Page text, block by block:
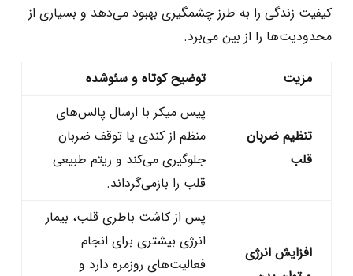
کیفیت زندگی را به طرز چشمگیری بهبود می‌دهد و بسیاری از
محدودیت‌ها را از بین می‌برد.
مزیت توضیح کوتاه و سئو‌شده
تنظیم ضربان
قلب
پیس‌ میکر با ارسال پالس‌های
منظم از کندی یا توقف ضربان
جلوگیری می‌کند و ریتم طبیعی
قلب را بازمی‌گرداند.
افزایش انرژی
پس از کاشت باطری قلب، بیمار
انرژی بیشتری برای انجام
فعالیت‌های روزمره دارد و